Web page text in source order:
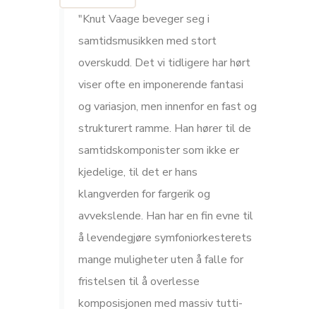
"Knut Vaage beveger seg i
samtidsmusikken med stort
overskudd. Det vi tidligere har hørt
viser ofte en imponerende fantasi
og variasjon, men innenfor en fast og
strukturert ramme. Han hører til de
samtidskomponister som ikke er
kjedelige, til det er hans
klangverden for fargerik og
avvekslende. Han har en fin evne til
å levendegjøre symfoniorkesterets
mange muligheter uten å falle for
fristelsen til å overlesse
komposisjonen med massiv tutti-